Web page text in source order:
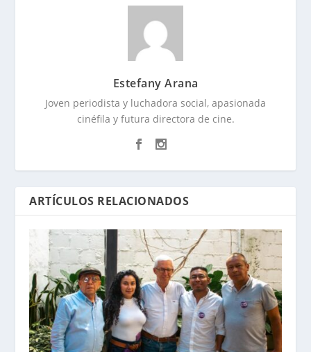
Estefany Arana
Joven periodista y luchadora social, apasionada
cinéfila y futura directora de cine.
ARTÍCULOS RELACIONADOS